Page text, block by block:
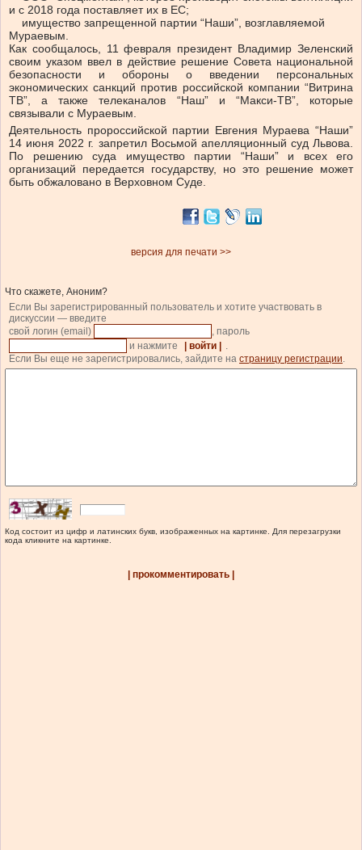
и с 2018 года поставляет их в ЕС;
имущество запрещенной партии “Наши”, возглавляемой
Мураевым.
Как сообщалось, 11 февраля президент Владимир Зеленский
своим указом ввел в действие решение Совета национальной
безопасности и обороны о введении персональных
экономических санкций против российской компании “Витрина
ТВ”, а также телеканалов “Наш” и “Макси-ТВ”, которые
связывали с Мураевым.
Деятельность пророссийской партии Евгения Мураева “Наши”
14 июня 2022 г. запретил Восьмой апелляционный суд Львова.
По решению суда имущество партии “Наши” и всех его
организаций передается государству, но это решение может
быть обжаловано в Верховном Суде.
версия для печати >>
Что скажете, Аноним?
Если Вы зарегистрированный пользователь и хотите участвовать в
дискуссии — введите
свой логин (email)
, пароль
и нажмите
| войти |
.
Если Вы еще не зарегистрировались, зайдите на страницу регистрации.
Код состоит из цифр и латинских букв, изображенных на картинке. Для перезагрузки
кода кликните на картинке.
| прокомментировать |